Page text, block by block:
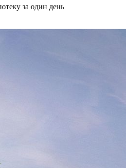
за один день